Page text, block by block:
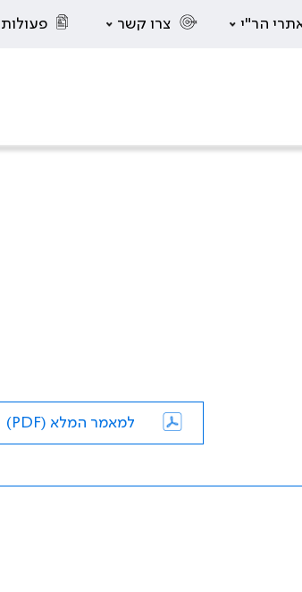
הר"י צרו קשר
למאמר המלא (PDF)